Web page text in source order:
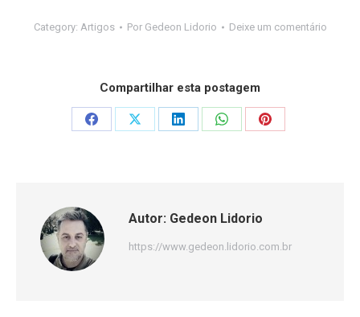
Category: Artigos Por Gedeon Lidorio Deixe um comentário
Compartilhar esta postagem
Share
Share
Share
Share
Share
Autor: Gedeon Lidorio
https://www.gedeon.lidorio.com.br